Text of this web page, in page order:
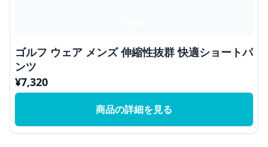
ゴルフ ウェア メンズ 伸縮性抜群 快適ショートパ
ンツ
¥7,320
商品の詳細を見る